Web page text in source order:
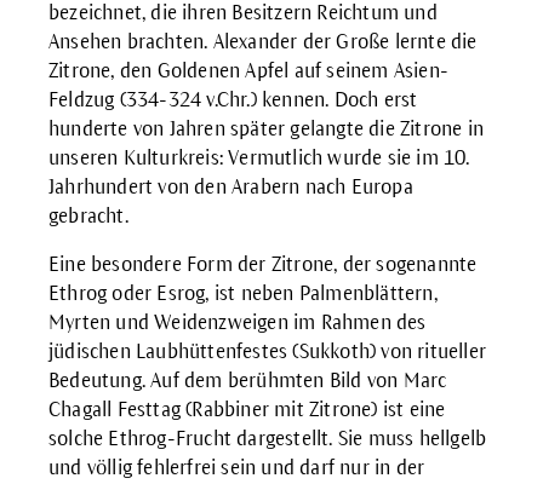
bezeichnet, die ihren Besitzern Reichtum und
Ansehen brachten. Alexander der Große lernte die
Zitrone, den Goldenen Apfel auf seinem Asien-
Feldzug (334-324 v.Chr.) kennen. Doch erst
hunderte von Jahren später gelangte die Zitrone in
unseren Kulturkreis: Vermutlich wurde sie im 10.
Jahrhundert von den Arabern nach Europa
gebracht.
Eine besondere Form der Zitrone, der sogenannte
Ethrog oder Esrog, ist neben Palmenblättern,
Myrten und Weidenzweigen im Rahmen des
jüdischen Laubhüttenfestes (Sukkoth) von ritueller
Bedeutung. Auf dem berühmten Bild von Marc
Chagall Festtag (Rabbiner mit Zitrone) ist eine
solche Ethrog-Frucht dargestellt. Sie muss hellgelb
und völlig fehlerfrei sein und darf nur in der